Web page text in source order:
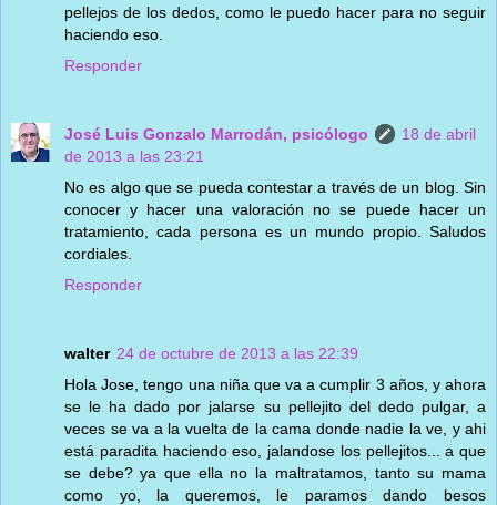
pellejos de los dedos, como le puedo hacer para no seguir
haciendo eso.
Responder
José Luis Gonzalo Marrodán, psicólogo
18 de abril
de 2013 a las 23:21
No es algo que se pueda contestar a través de un blog. Sin
conocer y hacer una valoración no se puede hacer un
tratamiento, cada persona es un mundo propio. Saludos
cordiales.
Responder
walter 24 de octubre de 2013 a las 22:39
Hola Jose, tengo una niña que va a cumplir 3 años, y ahora
se le ha dado por jalarse su pellejito del dedo pulgar, a
veces se va a la vuelta de la cama donde nadie la ve, y ahi
está paradita haciendo eso, jalandose los pellejitos... a que
se debe? ya que ella no la maltratamos, tanto su mama
como yo, la queremos, le paramos dando besos